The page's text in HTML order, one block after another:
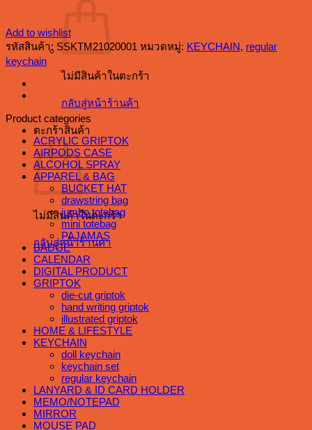
ไม่มีสินค้าในตะกร้า
กลับสู่หน้าร้านค้า
ตะกร้าสินค้า
ไม่มีสินค้าในตะกร้า
กลับสู่หน้าร้านค้า
Add to wishlist
รหัสสินค้า: SSKTM21020001 หมวดหมู่: KEYCHAIN, regular
keychain
Product categories
ACRYLIC GRIPTOK
AIRPODS CASE
ALCOHOL SPRAY
APPAREL & BAG
BUCKET HAT
drawstring bag
jumbo totebag
mini totebag
PAJAMAS
BADGE
CALENDAR
DIGITAL PRODUCT
GRIPTOK
die-cut griptok
hand writing griptok
illustrated griptok
HOME & LIFESTYLE
KEYCHAIN
doll keychain
keychain set
regular keychain
LANYARD & ID CARD HOLDER
MEMO/NOTEPAD
MIRROR
MOUSE PAD